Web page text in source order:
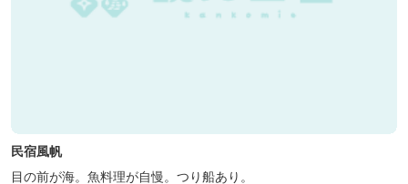
民宿風帆
目の前が海。魚料理が自慢。つり船あり。